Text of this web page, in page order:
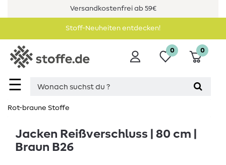
Versandkostenfrei ab 59€
Stoff-Neuheiten entdecken!
☰
0 0
Rot-braune Stoffe
Jacken Reißverschluss | 80 cm |
Braun B26